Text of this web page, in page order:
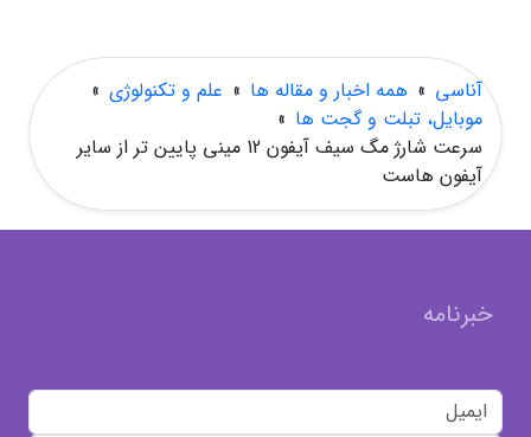
آناسی » همه اخبار و مقاله ها » علم و تکنولوژی »
موبایل، تبلت و گجت ها »
سرعت شارژ مگ سیف آیفون 12 مینی پایین تر از سایر
آیفون هاست
خبرنامه